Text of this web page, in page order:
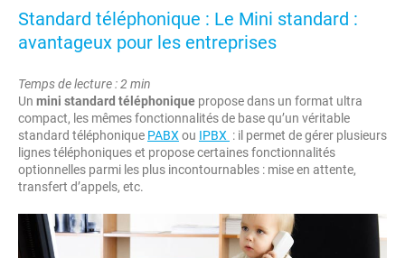
Standard téléphonique : Le Mini standard :
avantageux pour les entreprises
Temps de lecture : 2 min
Un mini standard téléphonique propose dans un format ultra
compact, les mêmes fonctionnalités de base qu’un véritable
standard téléphonique PABX ou IPBX : il permet de gérer plusieurs
lignes téléphoniques et propose certaines fonctionnalités
optionnelles parmi les plus incontournables : mise en attente,
transfert d’appels, etc.